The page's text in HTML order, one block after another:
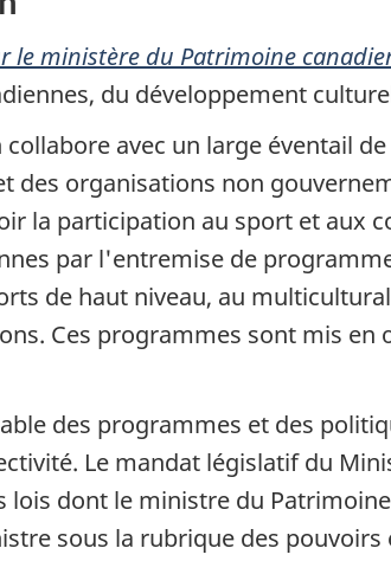
le ministère du Patrimoine
du développement
avec un large éventail
des organisations non
la participation au sport et aux
par l'entremise de
de haut niveau, au
Ces programmes sont mis
des programmes et des
Le mandat législatif du
lois dont le ministre du
sous la rubrique des pouvoirs